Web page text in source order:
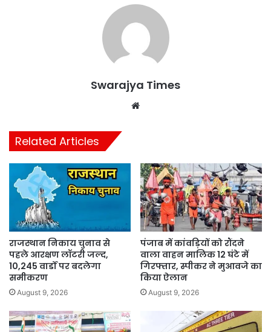
Swarajya Times
Related Articles
राजस्थान निकाय चुनाव से
पहले आरक्षण लॉटरी जल्द,
10,245 वार्डों पर बदलेगा
समीकरण
August 9, 2026
पंजाब में कांवड़ियों को रौंदने
वाला वाहन मालिक 12 घंटे में
गिरफ्तार, स्पीकर ने मुआवजे का
किया ऐलान
August 9, 2026